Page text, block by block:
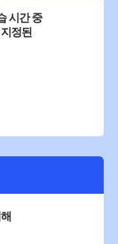
시간 중
정된